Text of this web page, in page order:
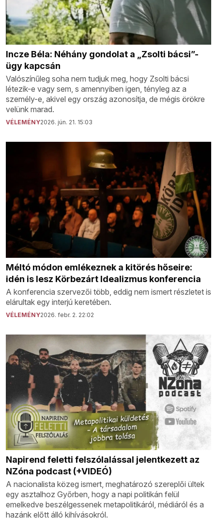
Incze Béla: Néhány gondolat a „Zsolti bácsi”-
ügy kapcsán
Valószínűleg soha nem tudjuk meg, hogy Zsolti bácsi
létezik-e vagy sem, s amennyiben igen, tényleg az a
személy-e, akivel egy ország azonosítja, de mégis örökre
velünk marad.
VÉLEMÉNY2026. jún. 21. 15:03
Méltó módon emlékeznek a kitörés hőseire:
idén is lesz Körbezárt Idealizmus konferencia
A konferencia szervezői több, eddig nem ismert részletet is
elárultak egy interjú keretében.
VÉLEMÉNY2026. febr. 2. 22:02
Napirend feletti felszólalással jelentkezett az
NZóna podcast (+VIDEÓ)
A nacionalista közeg ismert, meghatározó szereplői ültek
egy asztalhoz Győrben, hogy a napi politikán felül
emelkedve beszélgessenek metapolitikáról, médiáról és a
hazánk előtt álló kihívásokról.